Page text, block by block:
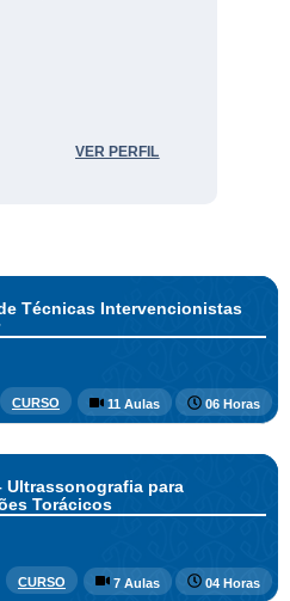
VER PERFIL
Técnicas Intervencionistas
CURSO 11 Aulas 06 Horas
Ultrassonografia para
Torácicos
CURSO 7 Aulas 04 Horas